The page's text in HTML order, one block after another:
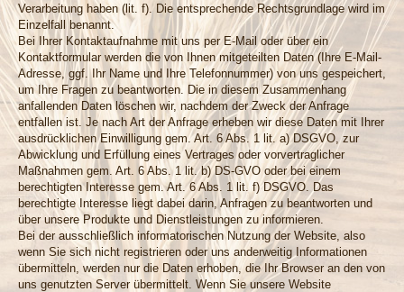
Verarbeitung haben (lit. f). Die entsprechende Rechtsgrundlage wird im
Einzelfall benannt.
Bei Ihrer Kontaktaufnahme mit uns per E-Mail oder über ein
Kontaktformular werden die von Ihnen mitgeteilten Daten (Ihre E-Mail-
Adresse, ggf. Ihr Name und Ihre Telefonnummer) von uns gespeichert,
um Ihre Fragen zu beantworten. Die in diesem Zusammenhang
anfallenden Daten löschen wir, nachdem der Zweck der Anfrage
entfallen ist. Je nach Art der Anfrage erheben wir diese Daten mit Ihrer
ausdrücklichen Einwilligung gem. Art. 6 Abs. 1 lit. a) DSGVO, zur
Abwicklung und Erfüllung eines Vertrages oder vorvertraglicher
Maßnahmen gem. Art. 6 Abs. 1 lit. b) DS-GVO oder bei einem
berechtigten Interesse gem. Art. 6 Abs. 1 lit. f) DSGVO. Das
berechtigte Interesse liegt dabei darin, Anfragen zu beantworten und
über unsere Produkte und Dienstleistungen zu informieren.
Bei der ausschließlich informatorischen Nutzung der Website, also
wenn Sie sich nicht registrieren oder uns anderweitig Informationen
übermitteln, werden nur die Daten erhoben, die Ihr Browser an den von
uns genutzten Server übermittelt. Wenn Sie unsere Website